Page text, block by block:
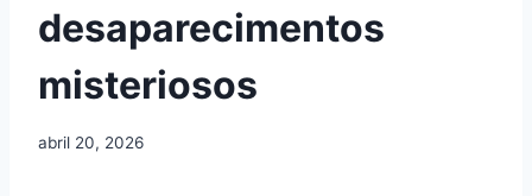
desaparecimentos
misteriosos
abril 20, 2026